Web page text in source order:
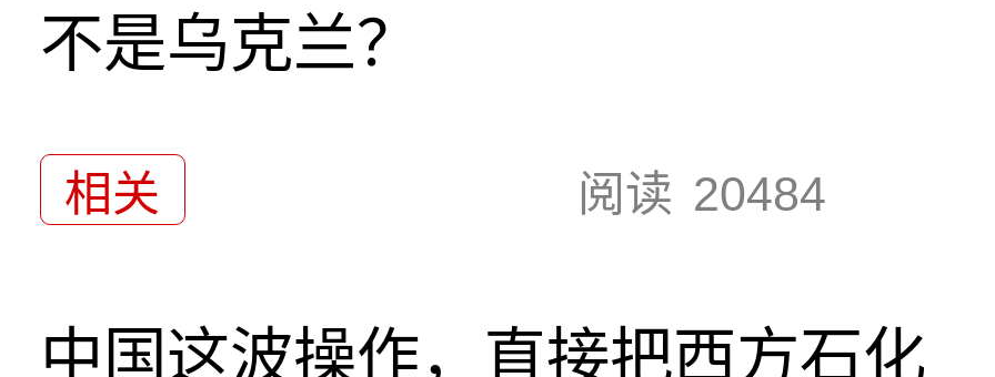
不是乌克兰？
相关 阅读 20484
中国这波操作，直接把西方石化